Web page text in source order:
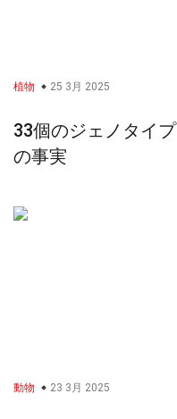
植物 25 3月 2025
33個のジェノタイプ
の事実
動物 23 3月 2025